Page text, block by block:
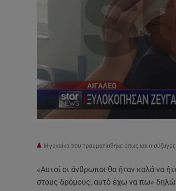
Η γυναίκα που τραυματίσθηκε όπως και ο
«Αυτοί οι άνθρωποι θα ήταν καλά να
στους δρόμους, αυτό έχω να πω»